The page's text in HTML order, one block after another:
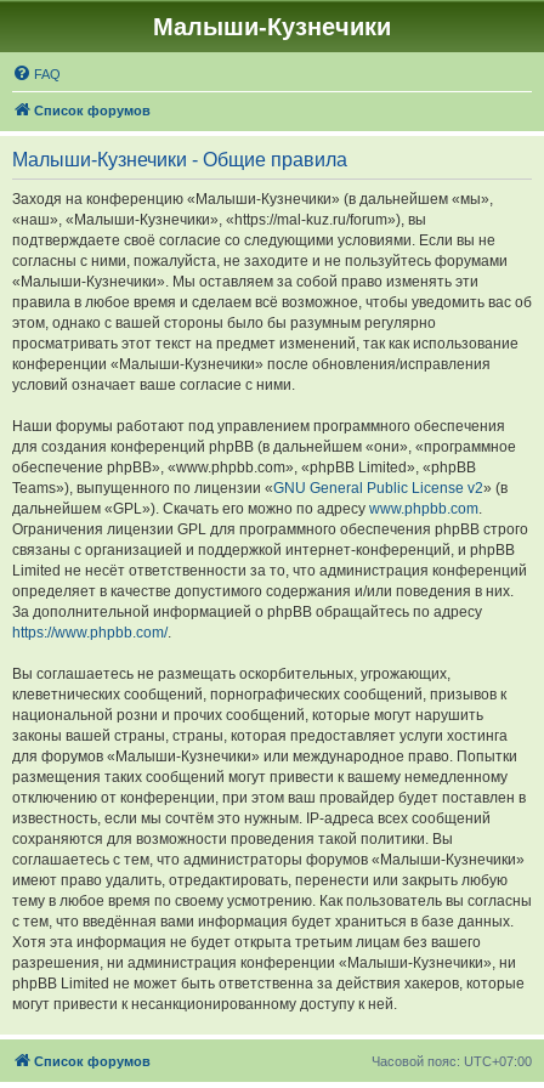
Малыши-Кузнечики
FAQ
Список форумов
Малыши-Кузнечики - Общие правила
Заходя на конференцию «Малыши-Кузнечики» (в дальнейшем «мы»,
«наш», «Малыши-Кузнечики», «https://mal-kuz.ru/forum»), вы
подтверждаете своё согласие со следующими условиями. Если вы не
согласны с ними, пожалуйста, не заходите и не пользуйтесь форумами
«Малыши-Кузнечики». Мы оставляем за собой право изменять эти
правила в любое время и сделаем всё возможное, чтобы уведомить вас об
этом, однако с вашей стороны было бы разумным регулярно
просматривать этот текст на предмет изменений, так как использование
конференции «Малыши-Кузнечики» после обновления/исправления
условий означает ваше согласие с ними.
Наши форумы работают под управлением программного обеспечения
для создания конференций phpBB (в дальнейшем «они», «программное
обеспечение phpBB», «www.phpbb.com», «phpBB Limited», «phpBB
Teams»), выпущенного по лицензии «GNU General Public License v2» (в
дальнейшем «GPL»). Скачать его можно по адресу www.phpbb.com.
Ограничения лицензии GPL для программного обеспечения phpBB строго
связаны с организацией и поддержкой интернет-конференций, и phpBB
Limited не несёт ответственности за то, что администрация конференций
определяет в качестве допустимого содержания и/или поведения в них.
За дополнительной информацией о phpBB обращайтесь по адресу
https://www.phpbb.com/.
Вы соглашаетесь не размещать оскорбительных, угрожающих,
клеветнических сообщений, порнографических сообщений, призывов к
национальной розни и прочих сообщений, которые могут нарушить
законы вашей страны, страны, которая предоставляет услуги хостинга
для форумов «Малыши-Кузнечики» или международное право. Попытки
размещения таких сообщений могут привести к вашему немедленному
отключению от конференции, при этом ваш провайдер будет поставлен в
известность, если мы сочтём это нужным. IP-адреса всех сообщений
сохраняются для возможности проведения такой политики. Вы
соглашаетесь с тем, что администраторы форумов «Малыши-Кузнечики»
имеют право удалить, отредактировать, перенести или закрыть любую
тему в любое время по своему усмотрению. Как пользователь вы согласны
с тем, что введённая вами информация будет храниться в базе данных.
Хотя эта информация не будет открыта третьим лицам без вашего
разрешения, ни администрация конференции «Малыши-Кузнечики», ни
phpBB Limited не может быть ответственна за действия хакеров, которые
могут привести к несанкционированному доступу к ней.
Список форумов Часовой пояс: UTC+07:00